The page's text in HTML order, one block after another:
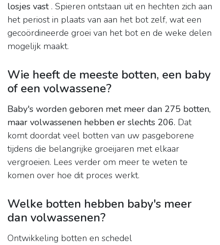
losjes vast. Spieren ontstaan ​​uit en hechten zich aan
het periost in plaats van aan het bot zelf, wat een
gecoördineerde groei van het bot en de weke delen
mogelijk maakt.
Wie heeft de meeste botten, een baby
of een volwassene?
Baby's worden geboren met meer dan 275 botten,
maar volwassenen hebben er slechts 206. Dat
komt doordat veel botten van uw pasgeborene
tijdens die belangrijke groeijaren met elkaar
vergroeien. Lees verder om meer te weten te
komen over hoe dit proces werkt.
Welke botten hebben baby's meer
dan volwassenen?
Ontwikkeling botten en schedel